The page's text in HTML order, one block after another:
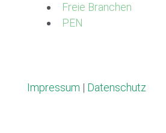
Freie Branchen
PEN
Impressum | Datenschutz